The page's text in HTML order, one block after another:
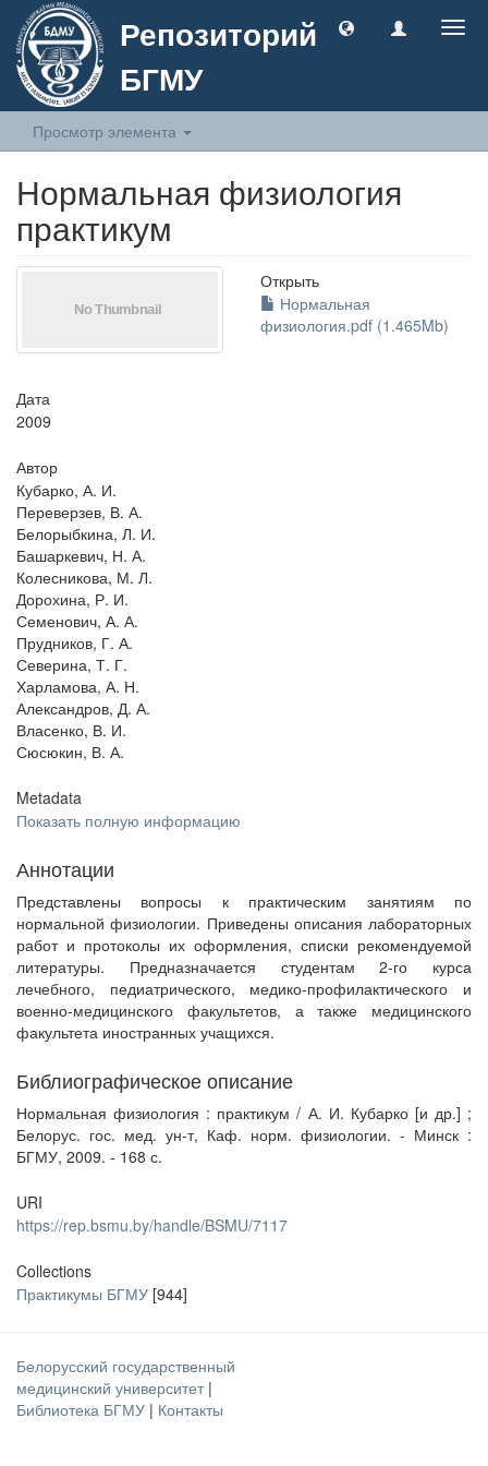
Репозиторий
БГМУ
Просмотр элемента
Нормальная физиология
практикум
Открыть
Нормальная
физиология.pdf (1.465Mb)
Дата
2009
Автор
Кубарко, А. И.
Переверзев, В. А.
Белорыбкина, Л. И.
Башаркевич, Н. А.
Колесникова, М. Л.
Дорохина, Р. И.
Семенович, А. А.
Прудников, Г. А.
Северина, Т. Г.
Харламова, А. Н.
Александров, Д. А.
Власенко, В. И.
Сюсюкин, В. А.
Metadata
Показать полную информацию
Аннотации
Представлены вопросы к практическим занятиям по
нормальной физиологии. Приведены описания лабораторных
работ и протоколы их оформления, списки рекомендуемой
литературы. Предназначается студентам 2-го курса
лечебного, педиатрического, медико-профилактического и
военно-медицинского факультетов, а также медицинского
факультета иностранных учащихся.
Библиографическое описание
Нормальная физиология : практикум / А. И. Кубарко [и др.] ;
Белорус. гос. мед. ун-т, Каф. норм. физиологии. - Минск :
БГМУ, 2009. - 168 с.
URI
https://rep.bsmu.by/handle/BSMU/7117
Collections
Практикумы БГМУ [944]
Белорусский государственный
медицинский университет |
Библиотека БГМУ | Контакты